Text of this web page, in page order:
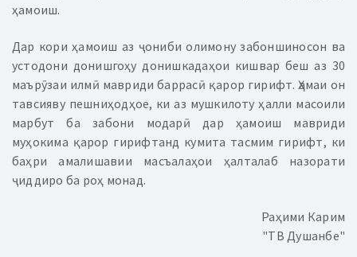
ҳамоиш.
Дар кори ҳамоиш аз ҷониби олимону забоншиносон ва
устодони донишгоҳу донишкадаҳои кишвар беш аз 30
маърӯзаи илмӣ мавриди баррасӣ қарор гирифт. Ҳамаи он
тавсияву пешниҳодҳое, ки аз мушкилоту ҳалли масоили
марбут ба забони модарӣ дар ҳамоиш мавриди
муҳокима қарор гирифтанд кумита тасмим гирифт, ки
баҳри амалишавии масъалаҳои ҳалталаб назорати
ҷиддиро ба роҳ монад.
Раҳими Карим
"ТВ Душанбе"